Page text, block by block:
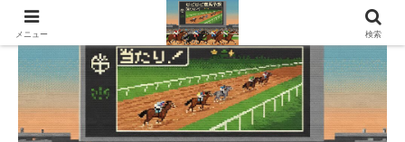
メニュー 検索